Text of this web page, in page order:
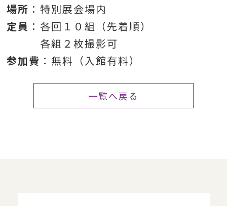
場所 ：特別展会場内
定員 ：各回１０組（先着順）
各組２枚撮影可
参加費 ：無料（入館有料）
一覧へ戻る